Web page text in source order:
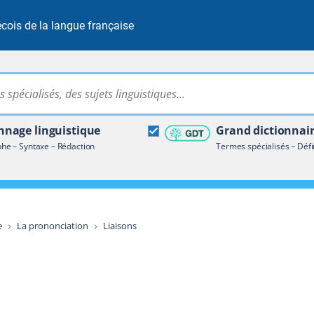
de la langue française
Rechercher dans tout le site
linguistique
– Syntaxe – Rédaction
Grand
Termes spécialisés –
terminologique
La prononciation Liaisons